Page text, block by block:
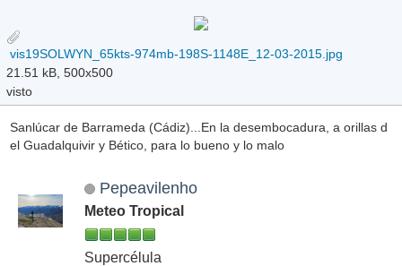
vis19SOLWYN_65kts-974mb-198S-1148E_12-03-2015.jpg
21.51 kB, 500x500
visto
Sanlúcar de Barrameda (Cádiz)...En la desembocadura, a orillas d
el Guadalquivir y Bético, para lo bueno y lo malo
Pepeavilenho
Meteo Tropical
Supercélula